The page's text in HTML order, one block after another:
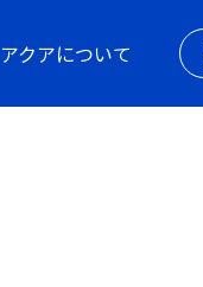
アクアについて